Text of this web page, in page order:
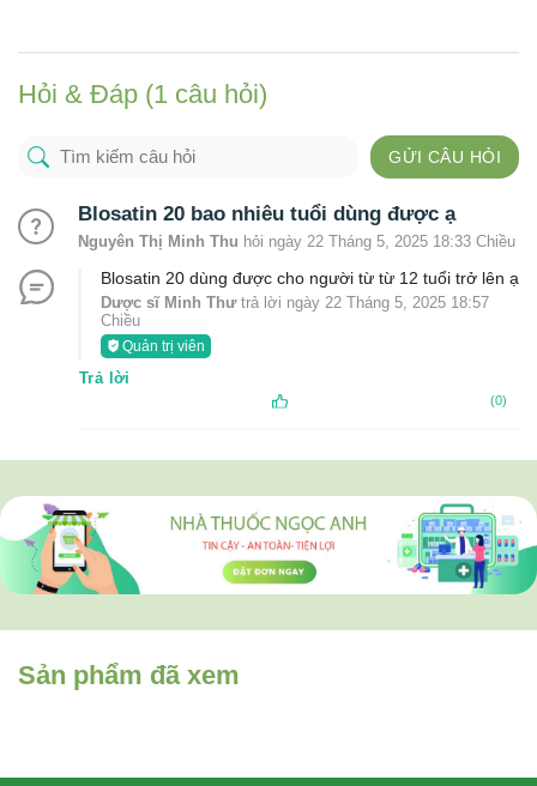
Hỏi & Đáp (1 câu hỏi)
GỬI CÂU HỎI
Blosatin 20 bao nhiêu tuổi dùng được ạ
Nguyên Thị Minh Thu hỏi ngày 22 Tháng 5, 2025 18:33 Chiều
Blosatin 20 dùng được cho người từ từ 12 tuổi trở lên ạ
Dược sĩ Minh Thưtrả lời ngày 22 Tháng 5, 2025 18:57
Chiều
Quản trị viên
Trả lời
(0)
Sản phẩm đã xem